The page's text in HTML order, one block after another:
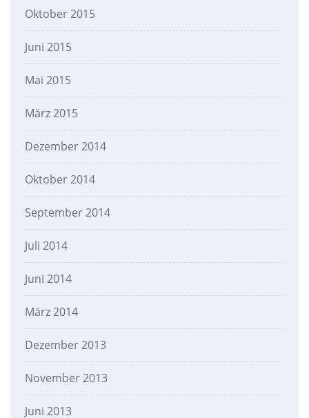
Oktober 2015
Juni 2015
Mai 2015
März 2015
Dezember 2014
Oktober 2014
September 2014
Juli 2014
Juni 2014
März 2014
Dezember 2013
November 2013
Juni 2013